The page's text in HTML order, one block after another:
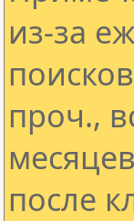
из-за
проч.,
после